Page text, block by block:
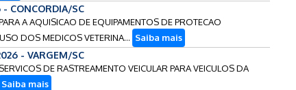
- CONCORDIA/SC
A AQUISICAO DE EQUIPAMENTOS DE PROTECAO
DOS MEDICOS VETERINA... Saiba mais
- VARGEM/SC
DE RASTREAMENTO VEICULAR PARA VEICULOS DA
Saiba mais